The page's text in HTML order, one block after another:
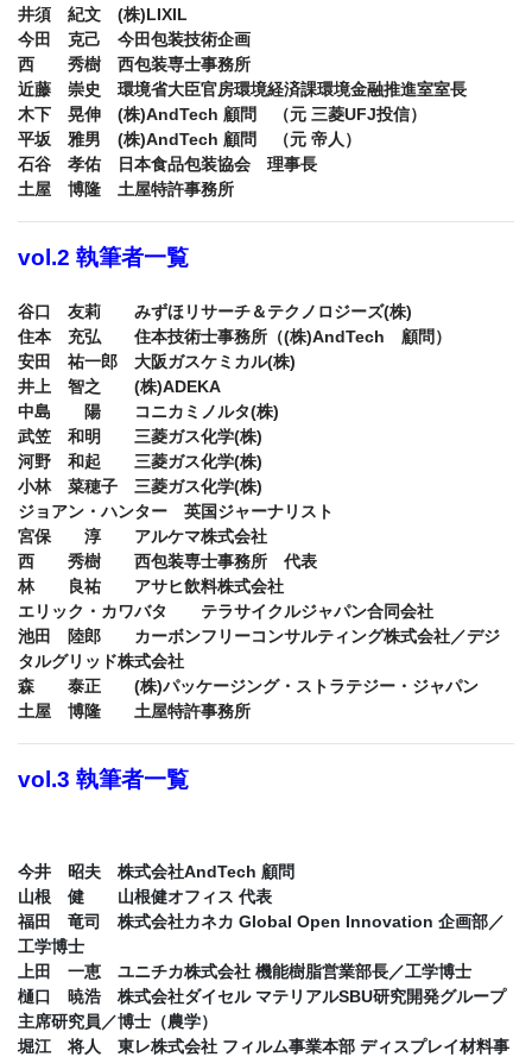
井須　紀文　(株)LIXIL
今田　克己　今田包装技術企画
西　　秀樹　西包装専士事務所
近藤　崇史　環境省大臣官房環境経済課環境金融推進室室長
木下　晃伸　(株)AndTech 顧問　（元 三菱UFJ投信）
平坂　雅男　(株)AndTech 顧問　（元 帝人）
石谷　孝佑　日本食品包装協会　理事長
谷口　友莉　　みずほリサーチ＆テクノロジーズ(株)
住本　充弘　　住本技術士事務所（(株)AndTech　顧問）
安田　祐一郎　大阪ガスケミカル(株)
井上　智之　　(株)ADEKA
中島　　陽　　コニカミノルタ(株)
武笠　和明　　三菱ガス化学(株)
河野　和起　　三菱ガス化学(株)
小林　菜穂子　三菱ガス化学(株)
ジョアン・ハンター　英国ジャーナリスト
宮保　　淳　　アルケマ株式会社
西　　秀樹　　西包装専士事務所　代表
林　　良祐　　アサヒ飲料株式会社
エリック・カワバタ　　テラサイクルジャパン合同会社
池田　陸郎　　カーボンフリーコンサルティング株式会社／デジ
タルグリッド株式会社
森　　泰正　　(株)パッケージング・ストラテジー・ジャパン
vol.3 執筆者一覧
今井 昭夫 株式会社AndTech 顧問
山根 健 山根健オフィス 代表
福田 竜司 株式会社カネカ Global Open Innovation 企画部／
工学博士
上田 一恵 ユニチカ株式会社 機能樹脂営業部長／工学博士
樋口 暁浩 株式会社ダイセル マテリアルSBU研究開発グループ
主席研究員／博士（農学）
堀江 将人 東レ株式会社 フィルム事業本部 ディスプレイ材料事